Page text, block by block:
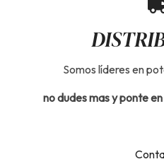
Somos líderes en
no dudes mas y ponte